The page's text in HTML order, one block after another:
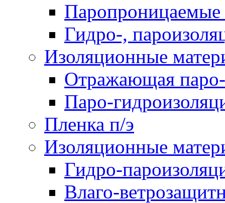
Гидро-,
Изоляционные
Отражающая
Паро-
Пленка п/э
Изоляционные
Гидро-
Влаго-